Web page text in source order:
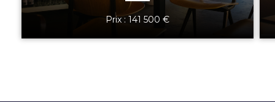
Prix : 141 500 €